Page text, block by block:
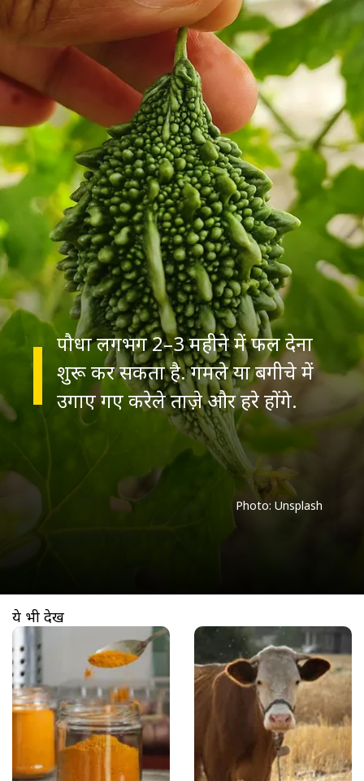
पौधा लगभग 2–3 महीने में फल देना
शुरू कर सकता है. गमले या बगीचे में
उगाए गए करेले ताज़े और हरे होंगे.
Photo: Unsplash
खुल रहा है
ये भी देखें